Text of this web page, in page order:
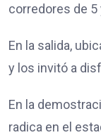
corredores de
En la salida,
y los invitó a
En la
radica en el